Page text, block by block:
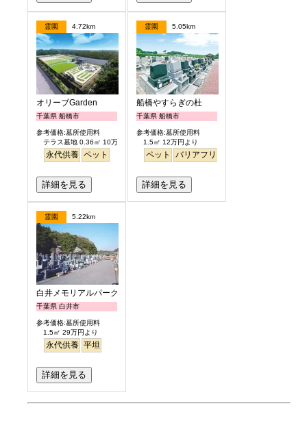
霊園 4.72km
オリーブGarden
千葉県 船橋市
参考価格:墓所使用料
テラス墓地 0.36㎡ 10万円より
永代供養 ペット
詳細を見る
霊園 5.05km
船橋やすらぎの杜
千葉県 船橋市
参考価格:墓所使用料
1.5㎡ 12万円より
ペット バリアフリー
詳細を見る
霊園 5.22km
白井メモリアルパーク
千葉県 白井市
参考価格:墓所使用料
1.5㎡ 29万円より
永代供養 平坦
詳細を見る